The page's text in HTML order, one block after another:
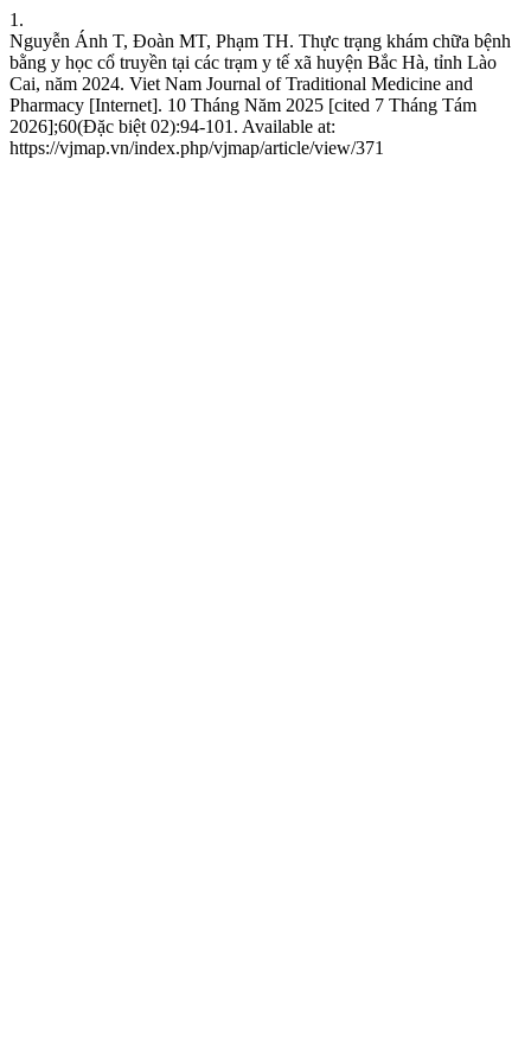
1.
Nguyễn Ánh T, Đoàn MT, Phạm TH. Thực trạng khám chữa bệnh
bằng y học cổ truyền tại các trạm y tế xã huyện Bắc Hà, tỉnh Lào
Cai, năm 2024. Viet Nam Journal of Traditional Medicine and
Pharmacy [Internet]. 10 Tháng Năm 2025 [cited 7 Tháng Tám
2026];60(Đặc biệt 02):94-101. Available at:
https://vjmap.vn/index.php/vjmap/article/view/371